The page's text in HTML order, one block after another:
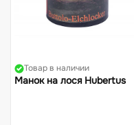
Товар в наличии
Манок на лося Hubertus